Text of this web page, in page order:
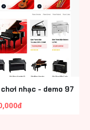
nhạc - demo 97